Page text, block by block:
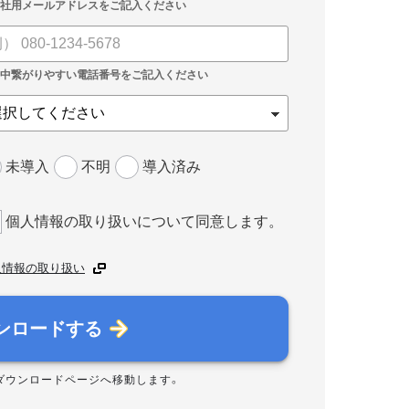
未導入 不明 導入済み
個人情報の取り扱いについて同意します。
報の取り扱い
ロードする
ウンロードページへ移動します。